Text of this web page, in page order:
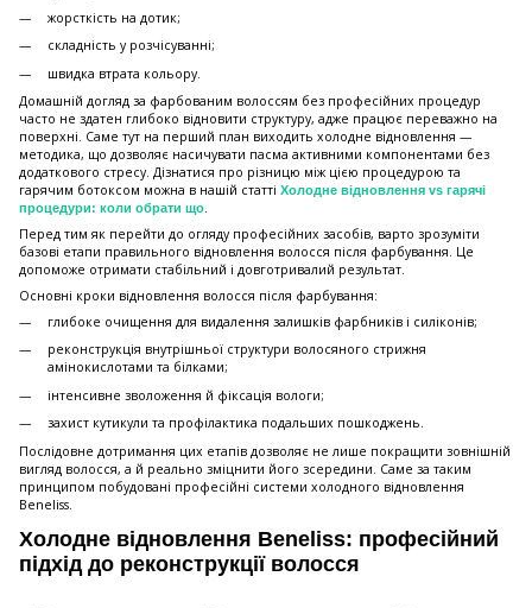
жорсткість на дотик;
складність у розчісуванні;
швидка втрата кольору.
Домашній догляд за фарбованим волоссям без професійних процедур
часто не здатен глибоко відновити структуру, адже працює переважно на
поверхні. Саме тут на перший план виходить холодне відновлення —
методика, що дозволяє насичувати пасма активними компонентами без
додаткового стресу. Дізнатися про різницю між цією процедурою та
гарячим ботоксом можна в нашій статті Холодне відновлення vs гарячі
процедури: коли обрати що.
Перед тим як перейти до огляду професійних засобів, варто зрозуміти
базові етапи правильного відновлення волосся після фарбування. Це
допоможе отримати стабільний і довготривалий результат.
Основні кроки відновлення волосся після фарбування:
глибоке очищення для видалення залишків фарбників і силіконів;
реконструкція внутрішньої структури волосяного стрижня
амінокислотами та білками;
інтенсивне зволоження й фіксація вологи;
захист кутикули та профілактика подальших пошкоджень.
Послідовне дотримання цих етапів дозволяє не лише покращити зовнішній
вигляд волосся, а й реально зміцнити його зсередини. Саме за таким
принципом побудовані професійні системи холодного відновлення
Beneliss.
Холодне відновлення Beneliss: професійний
підхід до реконструкції волосся